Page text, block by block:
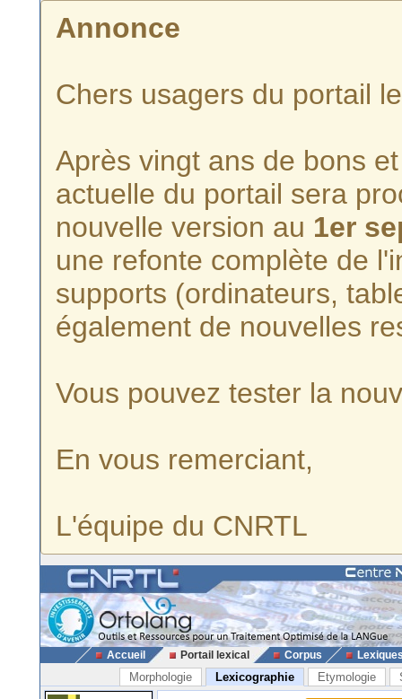
Annonce
Chers usagers du portail
Après vingt ans de bons
actuelle du portail sera
nouvelle version au 1er
une refonte complète de
supports (ordinateurs,
également de nouvelles
Vous pouvez tester la
En vous remerciant,
L'équipe du CNRTL
Accueil Portail lexical Corpus
Morphologie Lexicographie Etymologie